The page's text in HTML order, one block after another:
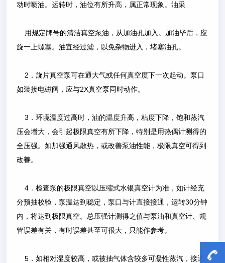
动时喷油。运转时，油位有所升高，属正常现象。油采
用规定牌号的清洁真空泵油，从加油孔加入。加油毕后，应
旋一上螺塞。油宜经过滤，以免杂物进入，堵塞油孔。
2．旋片真空泵可在通大气或任何真空度下一次起动。泵口
如装接电磁阀，应与2X真空泵同时动作。
3．环境温度过高时，油的温度升高，粘度下降，饱和蒸汽
压会增大，会引起极限真空有所下降，特别是用热偶计测得的
全压强。如加强通风散热，或改善泵油性能，极限真空可得到
改善。
4．检查泵的极限真空以压缩式水银真空计为准，如计经充
分预抽校验，泵温达到稳定，泵口与计直接接通，运转30分钟
内，将达到极限真空。总压强计测得之值与泵油和真空计、规
管误差有关，有时误差甚至可很大，只能作参考。
5．如相对湿度较高，或被抽气体含较多可凝性蒸汽，接通